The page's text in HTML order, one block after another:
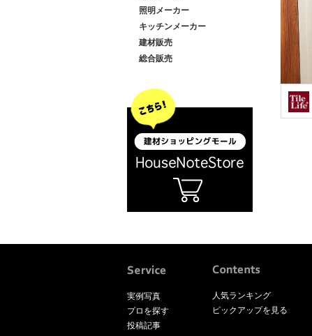
照明メーカー
キッチンメーカー
建材販売
総合販売
実例写真
プロを探す
投稿記事
人気ランキング
ピックアップを見る